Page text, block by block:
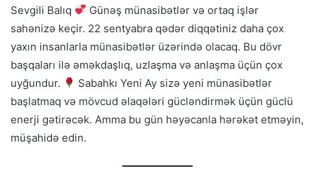
Sevgili Balıq
Günəş münasibətlər və ortaq işlər
sahənizə keçir. 22 sentyabra qədər diqqətiniz daha çox
yaxın insanlarla münasibətlər üzərində olacaq. Bu dövr
başqaları ilə əməkdaşlıq, uzlaşma və anlaşma üçün çox
uyğundur.
Sabahkı Yeni Ay sizə yeni münasibətlər
başlatmaq və mövcud əlaqələri gücləndirmək üçün güclü
enerji gətirəcək. Amma bu gün həyəcanla hərəkət etməyin,
müşahidə edin.